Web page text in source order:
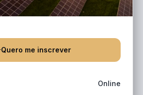
Quero me inscrever
Online